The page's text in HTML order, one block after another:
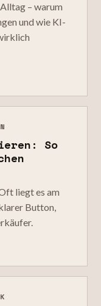
– warum
und wie KI-
So
liegt es am
Button,